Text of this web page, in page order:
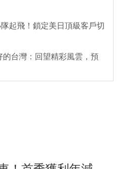
起飛！鎖定美日頂級客戶切
台灣：回望精彩風雲，預